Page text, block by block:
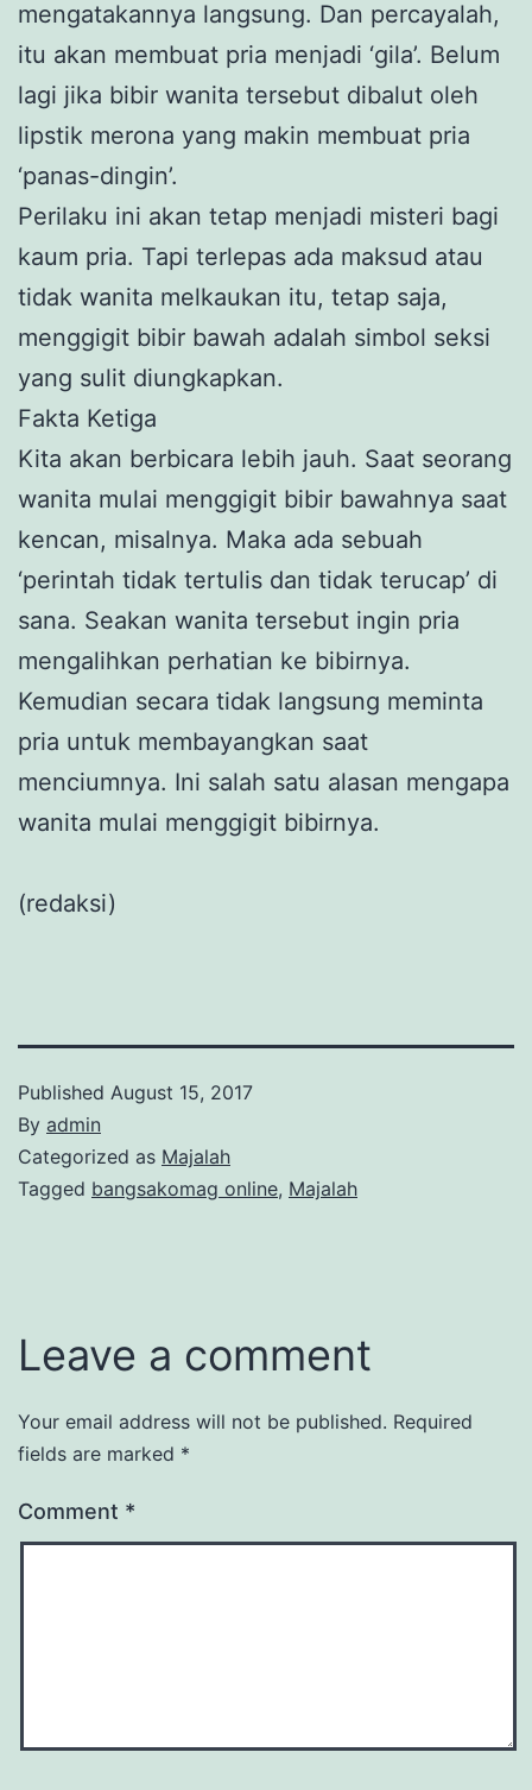
mengatakannya langsung. Dan percayalah,
itu akan membuat pria menjadi ‘gila’. Belum
lagi jika bibir wanita tersebut dibalut oleh
lipstik merona yang makin membuat pria
‘panas-dingin’.
Perilaku ini akan tetap menjadi misteri bagi
kaum pria. Tapi terlepas ada maksud atau
tidak wanita melkaukan itu, tetap saja,
menggigit bibir bawah adalah simbol seksi
yang sulit diungkapkan.
Fakta Ketiga
Kita akan berbicara lebih jauh. Saat seorang
wanita mulai menggigit bibir bawahnya saat
kencan, misalnya. Maka ada sebuah
‘perintah tidak tertulis dan tidak terucap’ di
sana. Seakan wanita tersebut ingin pria
mengalihkan perhatian ke bibirnya.
Kemudian secara tidak langsung meminta
pria untuk membayangkan saat
menciumnya. Ini salah satu alasan mengapa
wanita mulai menggigit bibirnya.
(redaksi)
Published August 15, 2017
By admin
Categorized as Majalah
Tagged bangsakomag online, Majalah
Leave a comment
Your email address will not be published. Required
fields are marked *
Comment *